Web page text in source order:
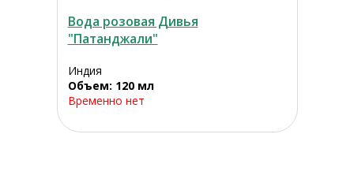
Вода розовая Дивья
"Патанджали"
Индия
Объем: 120 мл
Временно нет